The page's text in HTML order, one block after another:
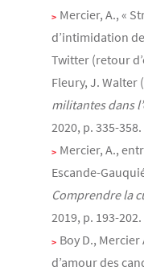
Mercier, A., «
d’intimidation
Twitter (retour
Fleury, J. Walter
militantes dans
2020, p. 335-358.
Mercier, A.,
Escande-
Comprendre la
2019, p. 193-202.
Boy D.,
d’amour des